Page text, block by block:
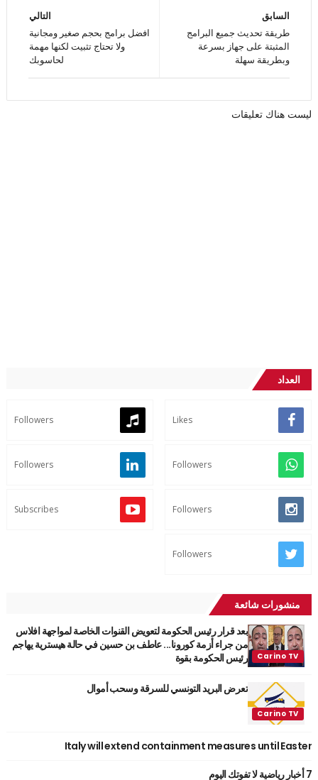
التالي
افضل برامج بحجم صغير ومجانية
ولا تحتاج تثبيت لكنها مهمة
لحاسوبك
السابق
طريقة تحديث جميع البرامج
المثبتة على جهاز بسرعة
وبطريقة سهلة
ليست هناك تعليقات
العداد
Likes
Followers
Followers
Followers
Followers
Subscribes
Followers
منشورات شائعة
بعد قرار رئيس الحكومة لتعويض القنوات الخاصة لمواجهة افلاس
من جراء أزمة كورونا... عاطف بن حسين في حالة هيسترية يهاجم
رئيس الحكومة بقوة
تعرض البريد التونسي للسرقة وسحب أموال
Italy will extend containment measures until Easter
7 أخبار رياضية لا تفوتك اليوم